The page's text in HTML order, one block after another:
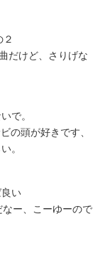
だけど、さりげな
で。
の頭が好きです、
。
い
ー、こーゆーので